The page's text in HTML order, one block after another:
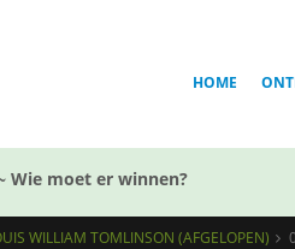
HOME
Wie moet er winnen?
WILLIAM TOMLINSON (AFGELOPEN)